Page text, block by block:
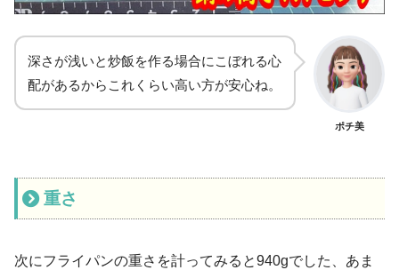
深さが浅いと炒飯を作る場合にこぼれる心
配があるからこれくらい高い方が安心ね。
ポチ美
重さ
次にフライパンの重さを計ってみると940gでした、あま